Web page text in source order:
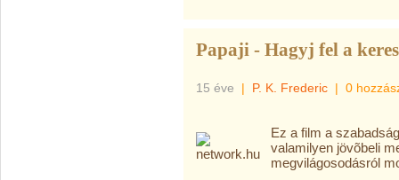
Papaji - Hagyj fel a
15 éve | P. K. Frederic | 0
Ez a film a
valamilyen jövõbeli
megvilágosodásról